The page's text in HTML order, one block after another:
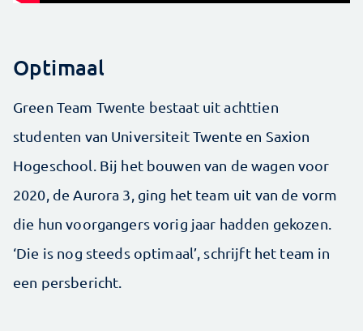
Optimaal
Green Team Twente bestaat uit achttien
studenten van Universiteit Twente en Saxion
Hogeschool. Bij het bouwen van de wagen voor
2020, de Aurora 3, ging het team uit van de vorm
die hun voorgangers vorig jaar hadden gekozen.
‘Die is nog steeds optimaal’, schrijft het team in
een persbericht.